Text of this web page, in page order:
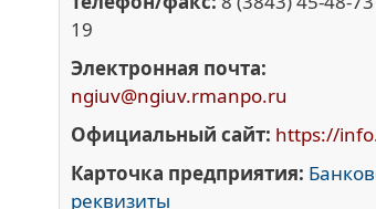
19
Электронная почта:
ngiuv@ngiuv.rmanpo.ru
Официальный сайт: https://
Карточка предприятия:
реквизиты